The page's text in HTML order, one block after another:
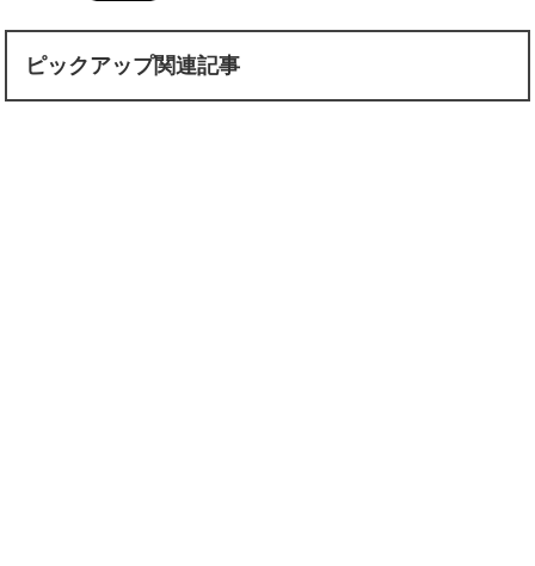
ピックアップ関連記事